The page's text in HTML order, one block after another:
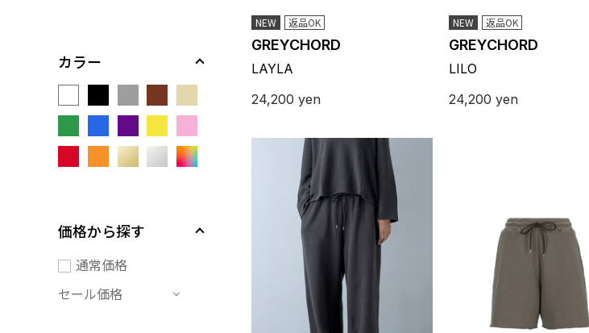
カラー
価格から探す
通常価格
セール価格
NEW 返品OK
GREYCHORD
LAYLA
24,200 yen
NEW 返品OK
GREYCHORD
LILO
24,200 yen